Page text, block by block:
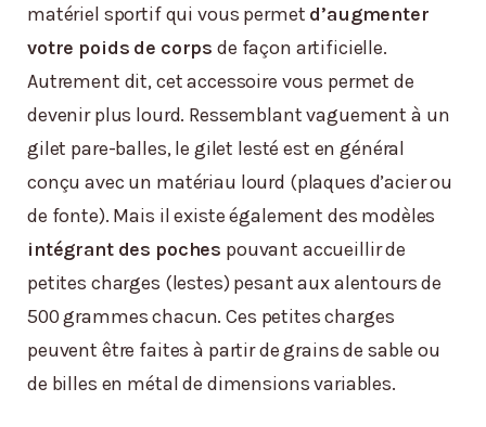
matériel sportif qui vous permet d’augmenter
votre poids de corps de façon artificielle.
Autrement dit, cet accessoire vous permet de
devenir plus lourd. Ressemblant vaguement à un
gilet pare-balles, le gilet lesté est en général
conçu avec un matériau lourd (plaques d’acier ou
de fonte). Mais il existe également des modèles
intégrant des poches pouvant accueillir de
petites charges (lestes) pesant aux alentours de
500 grammes chacun. Ces petites charges
peuvent être faites à partir de grains de sable ou
de billes en métal de dimensions variables.